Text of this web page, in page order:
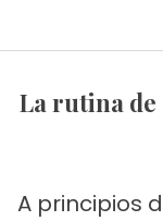
La rutina de entrenamiento que mostró
A principios